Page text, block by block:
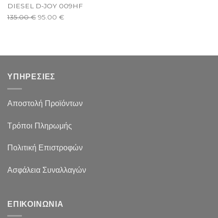
DIESEL D-JOY 009HF
135.00€ 95.00 €
ΥΠΗΡΕΣΙΕΣ
Αποστολή Προϊόντων
Τρόποι Πληρωμής
Πολιτική Επιστροφών
Ασφάλεια Συναλλαγών
ΕΠΙΚΟΙΝΩΝΙΑ